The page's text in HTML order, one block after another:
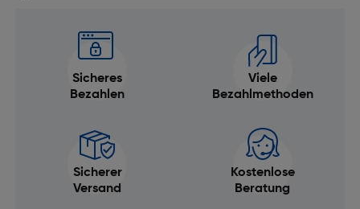
Sicheres
Bezahlen
Viele
Bezahlmethoden
Sicherer
Versand
Kostenlose
Beratung